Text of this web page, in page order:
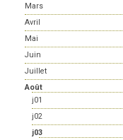
Mars
Avril
Mai
Juin
Juillet
Août
j01
j02
j03